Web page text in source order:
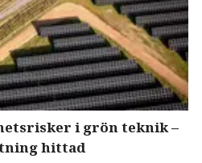
i grön teknik –
hittad